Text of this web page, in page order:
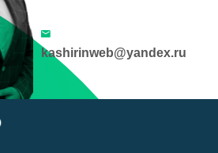
kashirinweb@yandex.ru